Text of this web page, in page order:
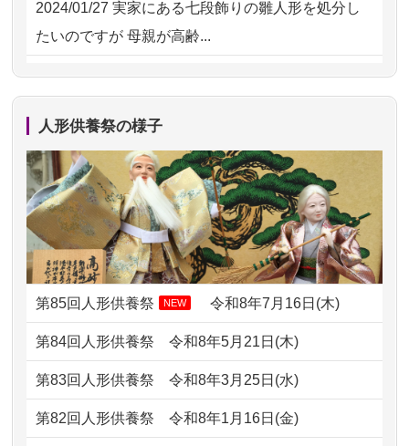
2026/07/15 お客様の声を読み、丁寧に供養してい
ただけそう...
2026/07/11思い出のある人形達を、ちゃんと供養
したく、花...
2026/07/10家から近かったので。
2026/07/08誰も住んでいない実家の片付けを始め
ました。 ...
2026/07/069年間自由が丘店を見守ってくれてあり
がとう。
2026/07/05 しっかりとお人形たちの供養をしてい
ただけると...
2024/01/27 実家にある七段飾りの雛人形を処分し
たいのですが 母親が高齢...
2024/01/13剥製の供養・処分をお願いできます
ですが？
2024/01/13お雛様のセットを供養・処分したいの
ですが、お雛様とお内裏様だ...
2024/01/13供養申込みの後、供養祭までお人形は
どうなってるのですか？
2024/01/13会社のようですが、きちんと供養して
人形供養祭の様子
第85回人形供養祭 NEW 令和8年7月16日(木)
第84回人形供養祭令和8年5月21日(木)
第83回人形供養祭令和8年3月25日(水)
第82回人形供養祭令和8年1月16日(金)